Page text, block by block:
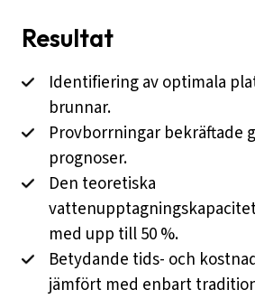
Resultat
Identifiering av optimala
brunnar.
Provborrningar bekräftade
prognoser.
Den teoretiska
med upp till 50 %.
Betydande tids- och
jämfört med enbart